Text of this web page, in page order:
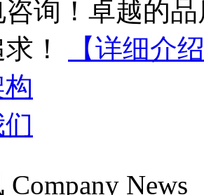
咨询！卓越的
！
【详细介
Company News